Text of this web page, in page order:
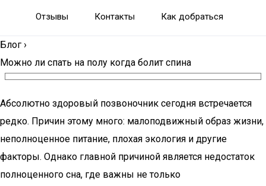
Отзывы Контакты Как добраться
Блог ›
Можно ли спать на полу когда болит спина
Абсолютно здоровый позвоночник сегодня встречается
редко. Причин этому много: малоподвижный образ жизни,
неполноценное питание, плохая экология и другие
факторы. Однако главной причиной является недостаток
полноценного сна, где важны не только